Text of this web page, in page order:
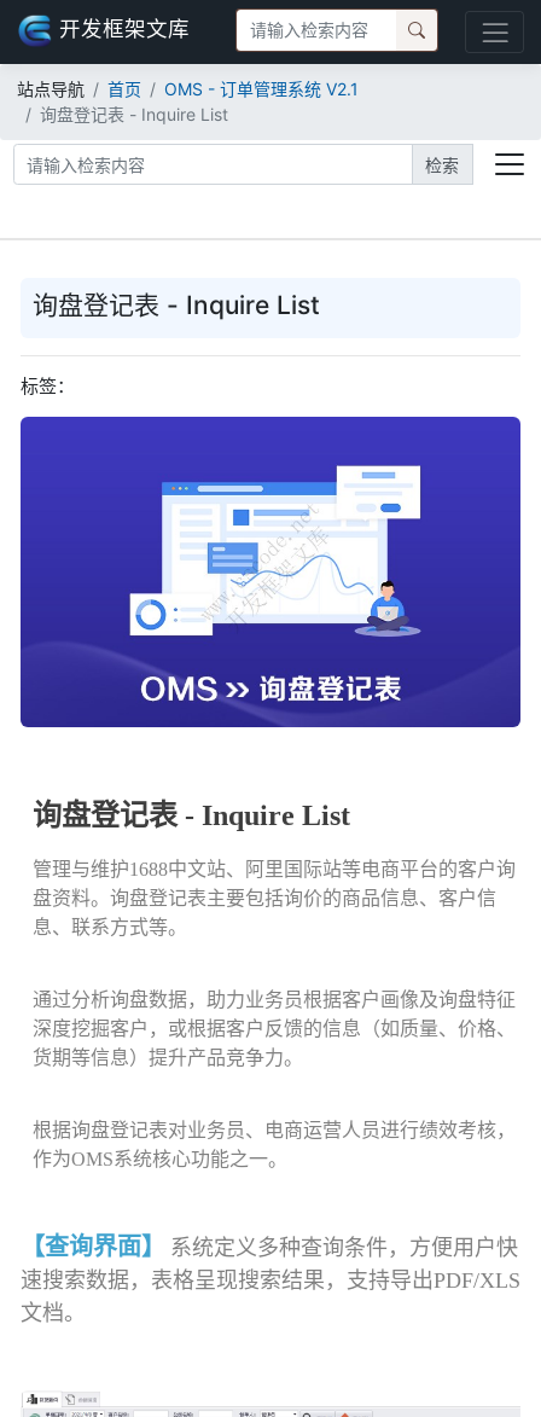
开发框架文库
站点导航 首页
OMS - 订单管理系统 V2.1
询盘登记表 - Inquire List
检索
询盘登记表 - Inquire List
标签：
询盘登记表 - Inquire List
管理与维护1688中文站、阿里国际站等电商平台的客户询
盘资料。询盘登记表主要包括询价的商品信息、客户信
息、联系方式等。
通过分析询盘数据，助力业务员根据客户画像及询盘特征
深度挖掘客户，或根据客户反馈的信息（如质量、价格、
货期等信息）提升产品竞争力。
根据询盘登记表对业务员、电商运营人员进行绩效考核，
作为OMS系统核心功能之一。
【查询界面】
系统定义多种查询条件，方便用户快
速搜索数据，表格呈现搜索结果，支持导出PDF/XLS
文档。